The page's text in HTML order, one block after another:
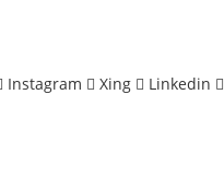
Instagram Xing Linkedin